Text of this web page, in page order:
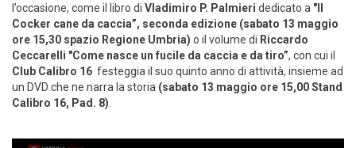
l’occasione, come il libro di Vladimiro P. Palmieri dedicato a "Il
Cocker cane da caccia”, seconda edizione (sabato 13 maggio
ore 15,30 spazio Regione Umbria) o il volume di Riccardo
Ceccarelli "Come nasce un fucile da caccia e da tiro”, con cui il
Club Calibro 16 festeggia il suo quinto anno di attività, insieme ad
un DVD che ne narra la storia (sabato 13 maggio ore 15,00 Stand
Calibro 16, Pad. 8).